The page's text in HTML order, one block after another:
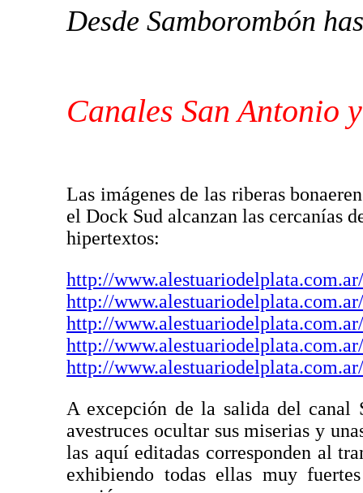
Desde Samborombón
Canales San Antonio
Las imágenes de las riberas
el Dock Sud alcanzan las cercanías
hipertextos:
http://
http://
http://
http://
http://
A excepción de la salida del canal
avestruces ocultar sus miserias y
las aquí editadas corresponden al
exhibiendo todas ellas muy